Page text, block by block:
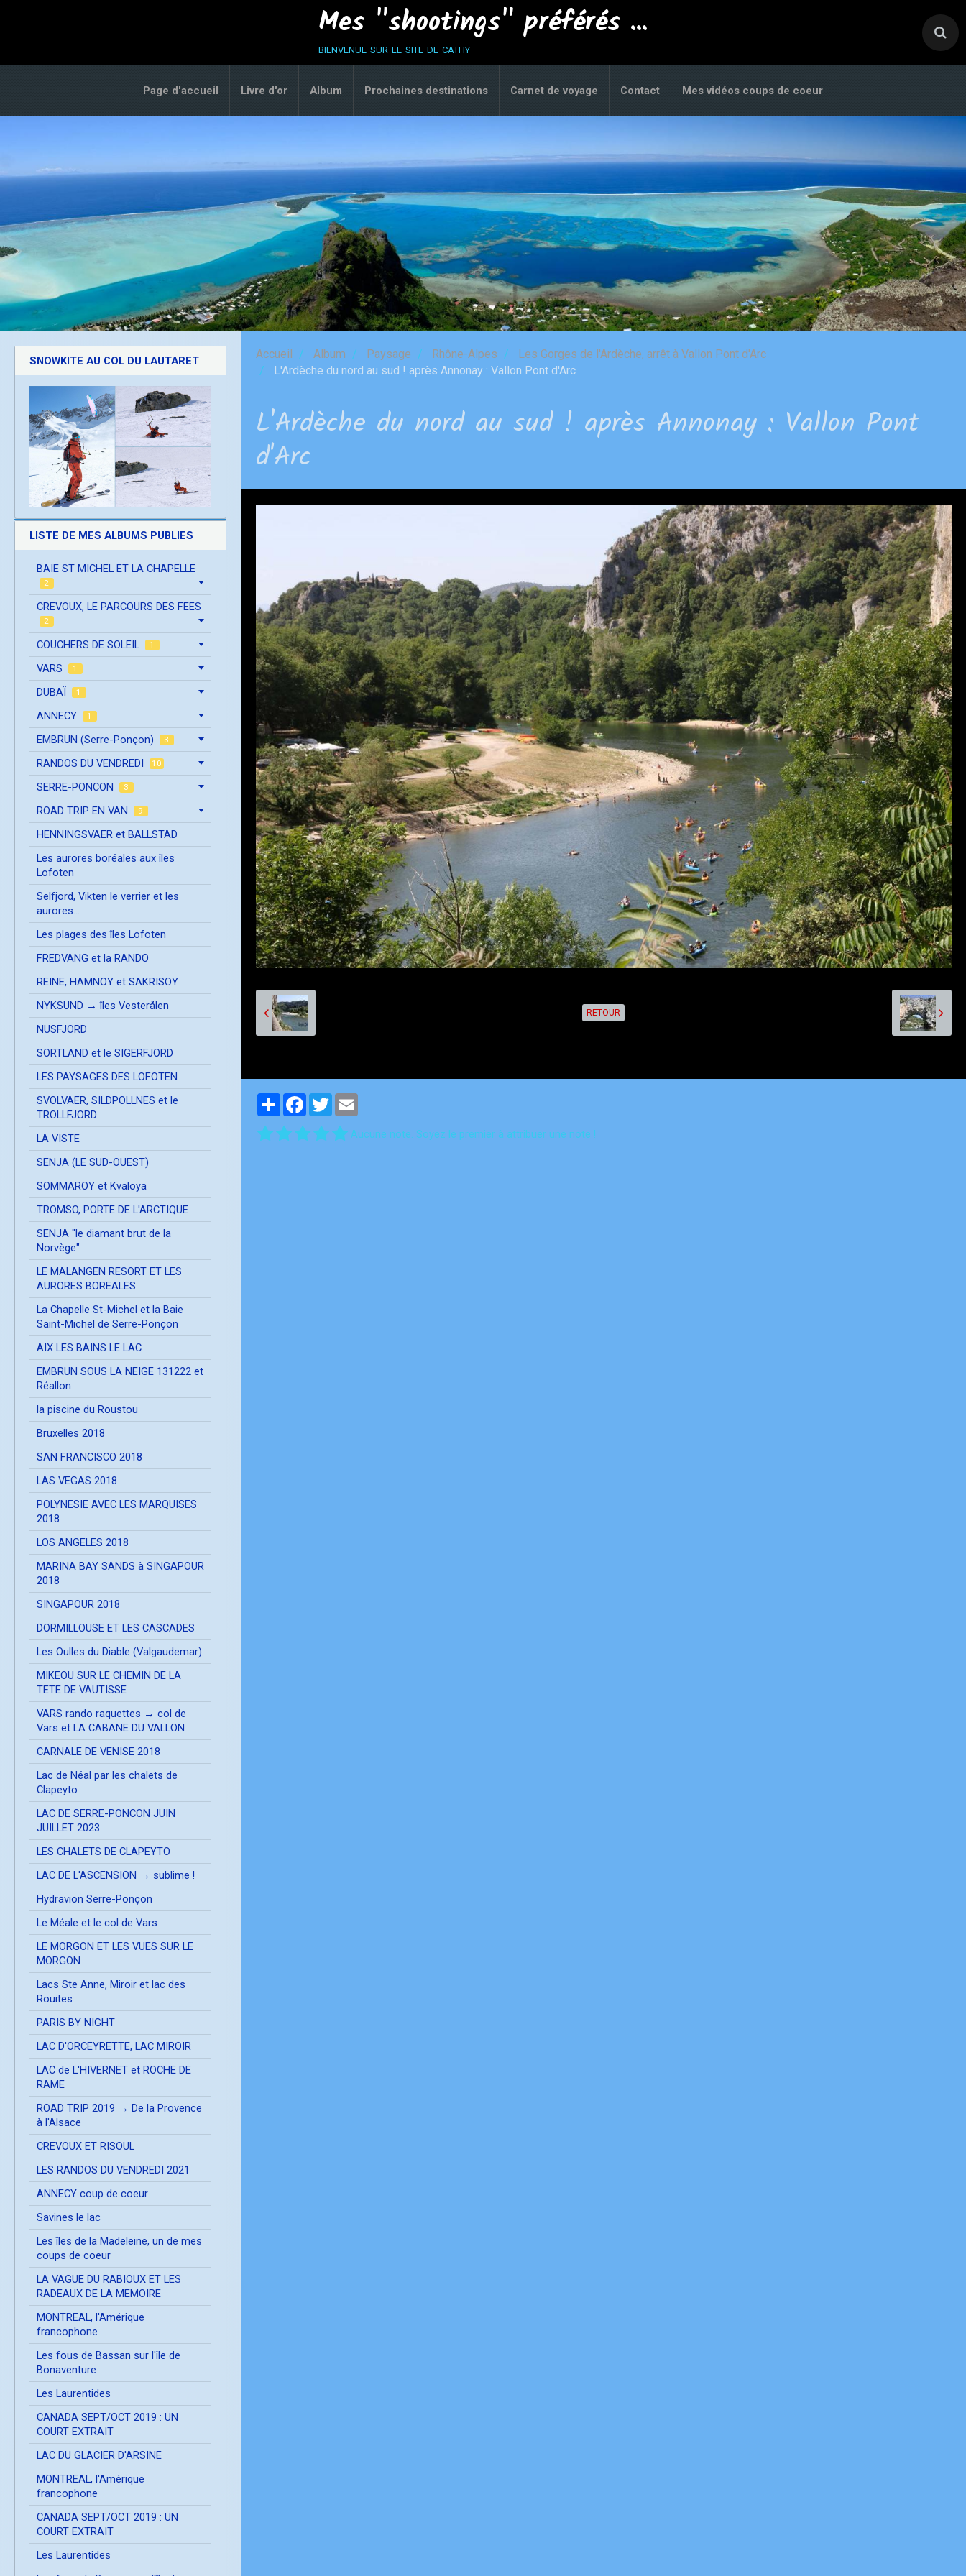
Mes "shootings" préférés ...
bienvenue sur le site de cathy
Page d'accueil Livre d'or Album Prochaines destinations Carnet de voyage Contact Mes vidéos coups de coeur
Accueil Album Paysage Rhône-Alpes
Les Gorges de l'Ardèche, arrêt à Vallon Pont d'Arc
L'Ardèche du nord au sud ! après Annonay : Vallon Pont d'Arc
L'Ardèche du nord au sud ! après Annonay : Vallon Pont
d'Arc
RETOUR
PartagerFacebook
Twitter
Aucune note. Soyez le premier à attribuer une note !
SNOWKITE AU COL DU LAUTARET
LISTE DE MES ALBUMS PUBLIES
BAIE ST MICHEL ET LA CHAPELLE
2
CREVOUX, LE PARCOURS DES FEES
2
COUCHERS DE SOLEIL 1
VARS 1
DUBAÏ 1
ANNECY 1
EMBRUN (Serre-Ponçon) 3
RANDOS DU VENDREDI 10
SERRE-PONCON 3
ROAD TRIP EN VAN 9
HENNINGSVAER et BALLSTAD
Les aurores boréales aux îles
Lofoten
Selfjord, Vikten le verrier et les
aurores...
Les plages des îles Lofoten
FREDVANG et la RANDO
REINE, HAMNOY et SAKRISOY
NYKSUND → îles Vesterålen
NUSFJORD
SORTLAND et le SIGERFJORD
LES PAYSAGES DES LOFOTEN
SVOLVAER, SILDPOLLNES et le
TROLLFJORD
LA VISTE
SENJA (LE SUD-OUEST)
SOMMAROY et Kvaloya
TROMSO, PORTE DE L'ARCTIQUE
SENJA "le diamant brut de la
Norvège"
LE MALANGEN RESORT ET LES
AURORES BOREALES
La Chapelle St-Michel et la Baie
Saint-Michel de Serre-Ponçon
AIX LES BAINS LE LAC
EMBRUN SOUS LA NEIGE 131222 et
Réallon
la piscine du Roustou
Bruxelles 2018
SAN FRANCISCO 2018
LAS VEGAS 2018
POLYNESIE AVEC LES MARQUISES
2018
LOS ANGELES 2018
MARINA BAY SANDS à SINGAPOUR
2018
SINGAPOUR 2018
DORMILLOUSE ET LES CASCADES
Les Oulles du Diable (Valgaudemar)
MIKEOU SUR LE CHEMIN DE LA
TETE DE VAUTISSE
VARS rando raquettes → col de
Vars et LA CABANE DU VALLON
CARNALE DE VENISE 2018
Lac de Néal par les chalets de
Clapeyto
LAC DE SERRE-PONCON JUIN
JUILLET 2023
LES CHALETS DE CLAPEYTO
LAC DE L'ASCENSION → sublime !
Hydravion Serre-Ponçon
Le Méale et le col de Vars
LE MORGON ET LES VUES SUR LE
MORGON
Lacs Ste Anne, Miroir et lac des
Rouites
PARIS BY NIGHT
LAC D'ORCEYRETTE, LAC MIROIR
LAC de L'HIVERNET et ROCHE DE
RAME
ROAD TRIP 2019 → De la Provence
à l'Alsace
CREVOUX ET RISOUL
LES RANDOS DU VENDREDI 2021
ANNECY coup de coeur
Savines le lac
Les îles de la Madeleine, un de mes
coups de coeur
LA VAGUE DU RABIOUX ET LES
RADEAUX DE LA MEMOIRE
MONTREAL, l'Amérique
francophone
Les fous de Bassan sur l'île de
Bonaventure
Les Laurentides
CANADA SEPT/OCT 2019 : UN
COURT EXTRAIT
LAC DU GLACIER D'ARSINE
MONTREAL, l'Amérique
francophone
CANADA SEPT/OCT 2019 : UN
COURT EXTRAIT
Les Laurentides